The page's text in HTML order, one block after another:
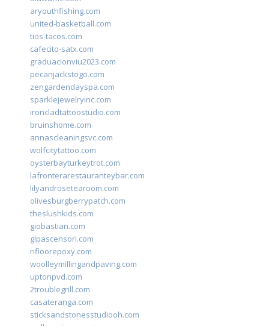
aryouthfishing.com
united-basketball.com
tios-tacos.com
cafecito-satx.com
graduacionviu2023.com
pecanjackstogo.com
zengardendayspa.com
sparklejewelryinc.com
ironcladtattoostudio.com
bruinshome.com
annascleaningsvc.com
wolfcitytattoo.com
oysterbayturkeytrot.com
lafronterarestauranteybar.com
lilyandrosetearoom.com
olivesburgberrypatch.com
theslushkids.com
giobastian.com
glpascensori.com
rifloorepoxy.com
woolleymillingandpaving.com
uptonpvd.com
2troublegrill.com
casateranga.com
sticksandstonesstudiooh.com